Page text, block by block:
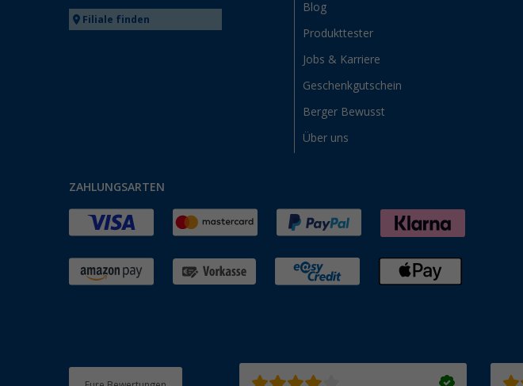
Filiale finden
Blog
Produkttester
Jobs & Karriere
Geschenkgutschein
Berger Bewusst
Über uns
ZAHLUNGSARTEN